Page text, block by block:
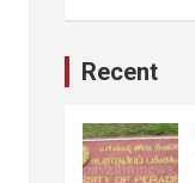
Recent